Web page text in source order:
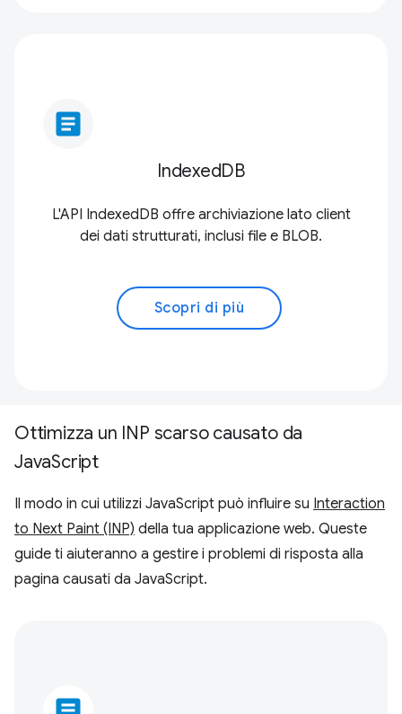
article
IndexedDB
L'API IndexedDB offre archiviazione lato client
dei dati strutturati, inclusi file e BLOB.
Scopri di più
Ottimizza un INP scarso causato da
JavaScript
Il modo in cui utilizzi JavaScript può influire su Interaction
to Next Paint (INP) della tua applicazione web. Queste
guide ti aiuteranno a gestire i problemi di risposta alla
pagina causati da JavaScript.